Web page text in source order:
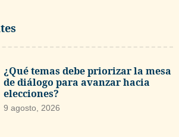
¿Qué temas debe priorizar la mesa
de diálogo para avanzar hacia
elecciones?
9 agosto, 2026